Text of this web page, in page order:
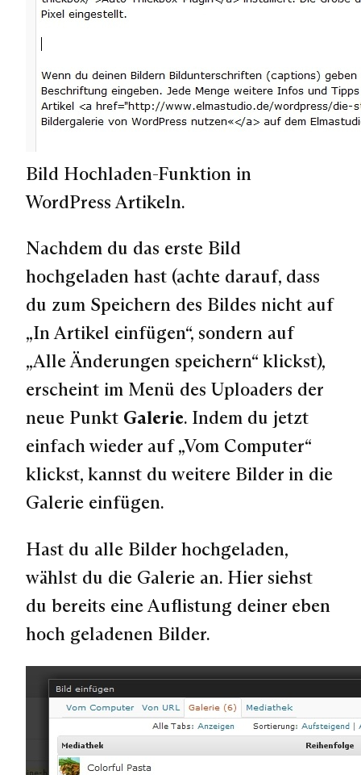
Bild Hochladen-Funktion in
WordPress Artikeln.
Nachdem du das erste Bild
hochgeladen hast (achte darauf, dass
du zum Speichern des Bildes nicht auf
„In Artikel einfügen“, sondern auf
„Alle Änderungen speichern“ klickst),
erscheint im Menü des Uploaders der
neue Punkt Galerie. Indem du jetzt
einfach wieder auf „Vom Computer“
klickst, kannst du weitere Bilder in die
Galerie einfügen.
Hast du alle Bilder hochgeladen,
wählst du die Galerie an. Hier siehst
du bereits eine Auflistung deiner eben
hoch geladenen Bilder.